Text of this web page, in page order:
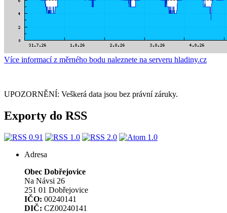
Více informací z měrného bodu naleznete na serveru hladiny.cz
UPOZORNĚNÍ: Veškerá data jsou bez právní záruky.
Exporty do RSS
Adresa
Obec Dobřejovice
Na Návsi 26
251 01 Dobřejovice
IČO: 00240141
DIČ: CZ00240141